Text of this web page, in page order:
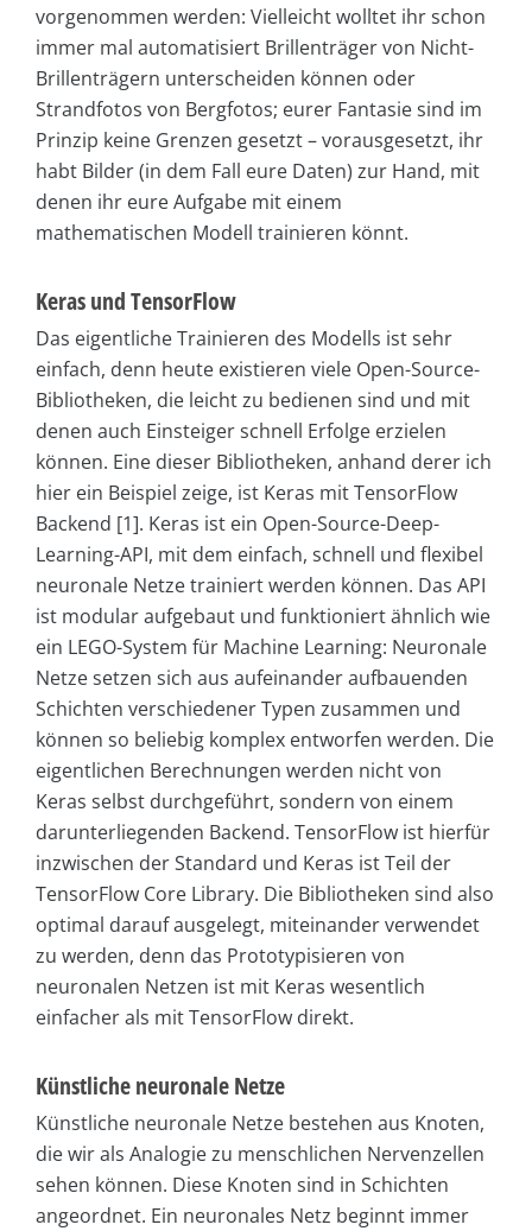
vorgenommen werden: Vielleicht wolltet ihr schon
immer mal automatisiert Brillenträger von Nicht-
Brillenträgern unterscheiden können oder
Strandfotos von Bergfotos; eurer Fantasie sind im
Prinzip keine Grenzen gesetzt – vorausgesetzt, ihr
habt Bilder (in dem Fall eure Daten) zur Hand, mit
denen ihr eure Aufgabe mit einem
mathematischen Modell trainieren könnt.
Keras und TensorFlow
Das eigentliche Trainieren des Modells ist sehr
einfach, denn heute existieren viele Open-Source-
Bibliotheken, die leicht zu bedienen sind und mit
denen auch Einsteiger schnell Erfolge erzielen
können. Eine dieser Bibliotheken, anhand derer ich
hier ein Beispiel zeige, ist Keras mit TensorFlow
Backend [1]. Keras ist ein Open-Source-Deep-
Learning-API, mit dem einfach, schnell und flexibel
neuronale Netze trainiert werden können. Das API
ist modular aufgebaut und funktioniert ähnlich wie
ein LEGO-System für Machine Learning: Neuronale
Netze setzen sich aus aufeinander aufbauenden
Schichten verschiedener Typen zusammen und
können so beliebig komplex entworfen werden. Die
eigentlichen Berechnungen werden nicht von
Keras selbst durchgeführt, sondern von einem
darunterliegenden Backend. TensorFlow ist hierfür
inzwischen der Standard und Keras ist Teil der
TensorFlow Core Library. Die Bibliotheken sind also
optimal darauf ausgelegt, miteinander verwendet
zu werden, denn das Prototypisieren von
neuronalen Netzen ist mit Keras wesentlich
einfacher als mit TensorFlow direkt.
Künstliche neuronale Netze
Künstliche neuronale Netze bestehen aus Knoten,
die wir als Analogie zu menschlichen Nervenzellen
sehen können. Diese Knoten sind in Schichten
angeordnet. Ein neuronales Netz beginnt immer